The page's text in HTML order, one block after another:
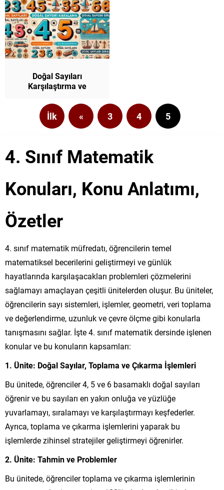
Doğal Sayıları
Karşılaştırma ve
Matematik
İlk « 3 4 5
4. Sınıf Matematik
Konuları, Konu Anlatımı,
Özetler
4. sınıf matematik müfredatı, öğrencilerin temel
matematiksel becerilerini geliştirmeyi ve günlük
hayatlarında karşılaşacakları problemleri çözmelerini
sağlamayı amaçlayan çeşitli ünitelerden oluşur. Bu üniteler,
öğrencilerin sayı sistemleri, işlemler, geometri, veri toplama
ve değerlendirme, uzunluk ve çevre ölçme gibi konularla
tanışmasını sağlar. İşte 4. sınıf matematik dersinde işlenen
konular ve bu konuların kapsamları:
1. Ünite: Doğal Sayılar, Toplama ve Çıkarma İşlemleri
Bu ünitede, öğrenciler 4, 5 ve 6 basamaklı doğal sayıları
öğrenir ve bu sayıları en yakın onluğa ve yüzlüğe
yuvarlamayı, sıralamayı ve karşılaştırmayı keşfederler.
Ayrıca, toplama ve çıkarma işlemlerini yaparak bu
işlemlerde zihinsel stratejiler geliştirmeyi öğrenirler.
2. Ünite: Tahmin ve Problemler
Bu ünitede, öğrenciler toplama ve çıkarma işlemlerinin